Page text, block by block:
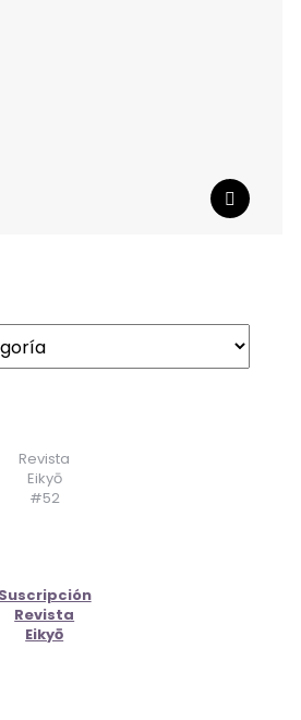
Revista
Eikyō
#52
Suscripción
Revista
Eikyō